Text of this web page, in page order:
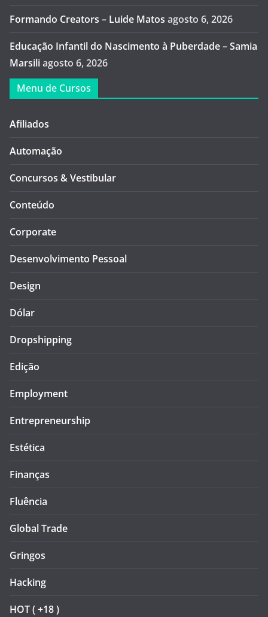
Formando Creators – Luide Matos agosto 6, 2026
Educação Infantil do Nascimento à Puberdade – Samia
Marsiliagosto 6, 2026
Menu de Cursos
Afiliados
Automação
Concursos & Vestibular
Conteúdo
Corporate
Desenvolvimento Pessoal
Design
Dólar
Dropshipping
Edição
Employment
Entrepreneurship
Estética
Finanças
Fluência
Global Trade
Gringos
Hacking
HOT ( +18 )